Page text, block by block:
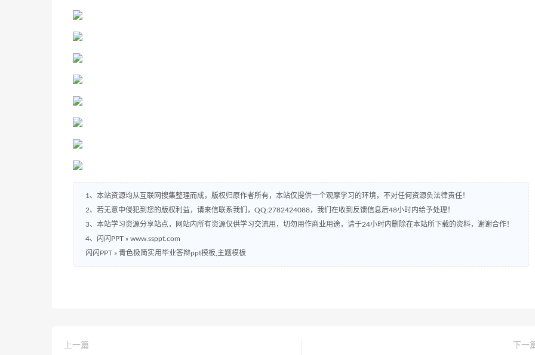
1、本站资源均从互联网搜集整理而成，版权归原作者所有，本站仅提供一个观摩学习的环境，不对任何资源负法律责任！
2、若无意中侵犯到您的版权利益，请来信联系我们，QQ:2782424088，我们在收到反馈信息后48小时内给予处理！
3、本站学习资源分享站点，网站内所有资源仅供学习交流用，切勿用作商业用途，请于24小时内删除在本站所下载的资料，谢谢合作！
4、闪闪PPT » www.ssppt.com
闪闪PPT » 青色极简实用毕业答辩ppt模板,主题模板
上一篇
下一